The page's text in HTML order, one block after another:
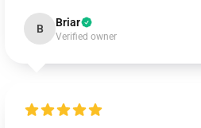
B Briar
Verified owner